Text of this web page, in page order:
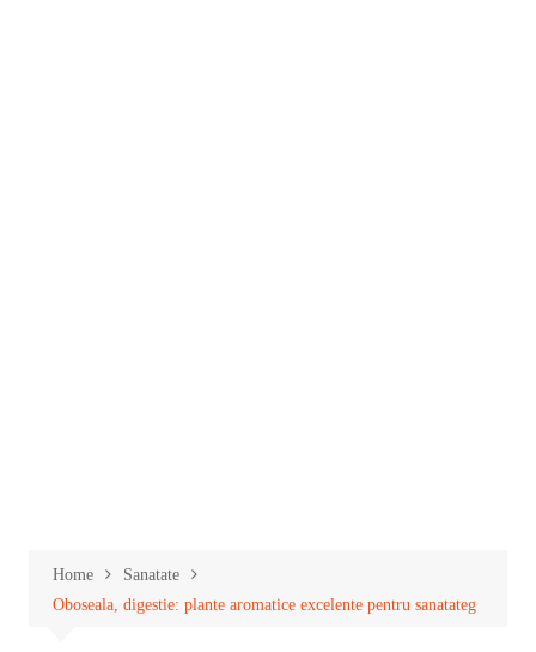
Home
Sanatate
Oboseala, digestie: plante aromatice excelente pentru sanatateg